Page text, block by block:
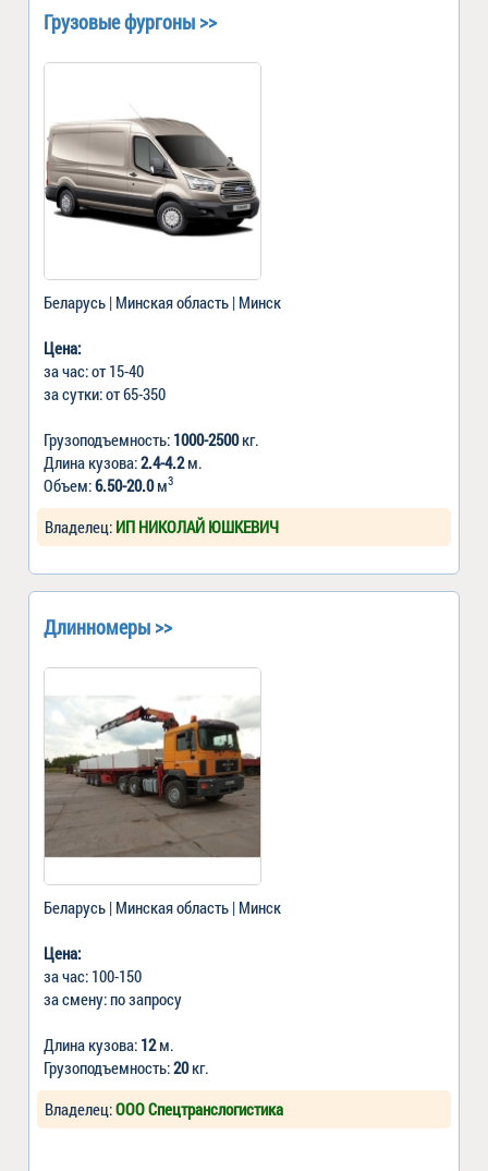
Грузовые фургоны >>
Беларусь | Минская область | Минск
Цена:
за час: от 15-40
за сутки: от 65-350
Грузоподъемность: 1000-2500кг.
Длина кузова:2.4-4.2м.
Объем:6.50-20.0м3
Владелец: ИП НИКОЛАЙ ЮШКЕВИЧ
Длинномеры >>
Беларусь | Минская область | Минск
Цена:
за час: 100-150
за смену: по запросу
Длина кузова: 12м.
Грузоподъемность:20кг.
Владелец:ООО Спецтранслогистика